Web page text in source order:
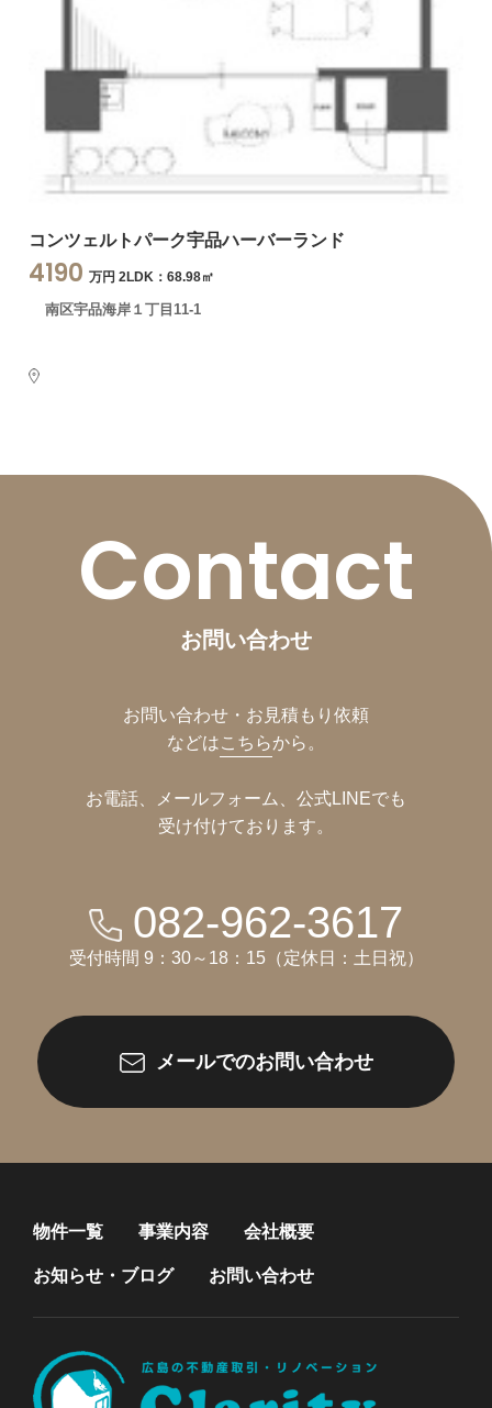
コンツェルトパーク宇品ハーバーランド
4190 万円 2LDK：68.98㎡
南区宇品海岸１丁目11-1
Contact
お問い合わせ
お問い合わせ・お見積もり依頼
などはこちらから。
お電話、メールフォーム、公式LINEでも
受け付けております。
082-962-3617
受付時間 9：30～18：15（定休日：土日祝）
メールでのお問い合わせ
物件一覧 事業内容 会社概要
お知らせ・ブログ お問い合わせ